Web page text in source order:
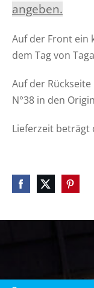
angeben.
Auf der Front ein
dem Tag von
Auf der Rückseite
N°38 in den
Lieferzeit beträgt